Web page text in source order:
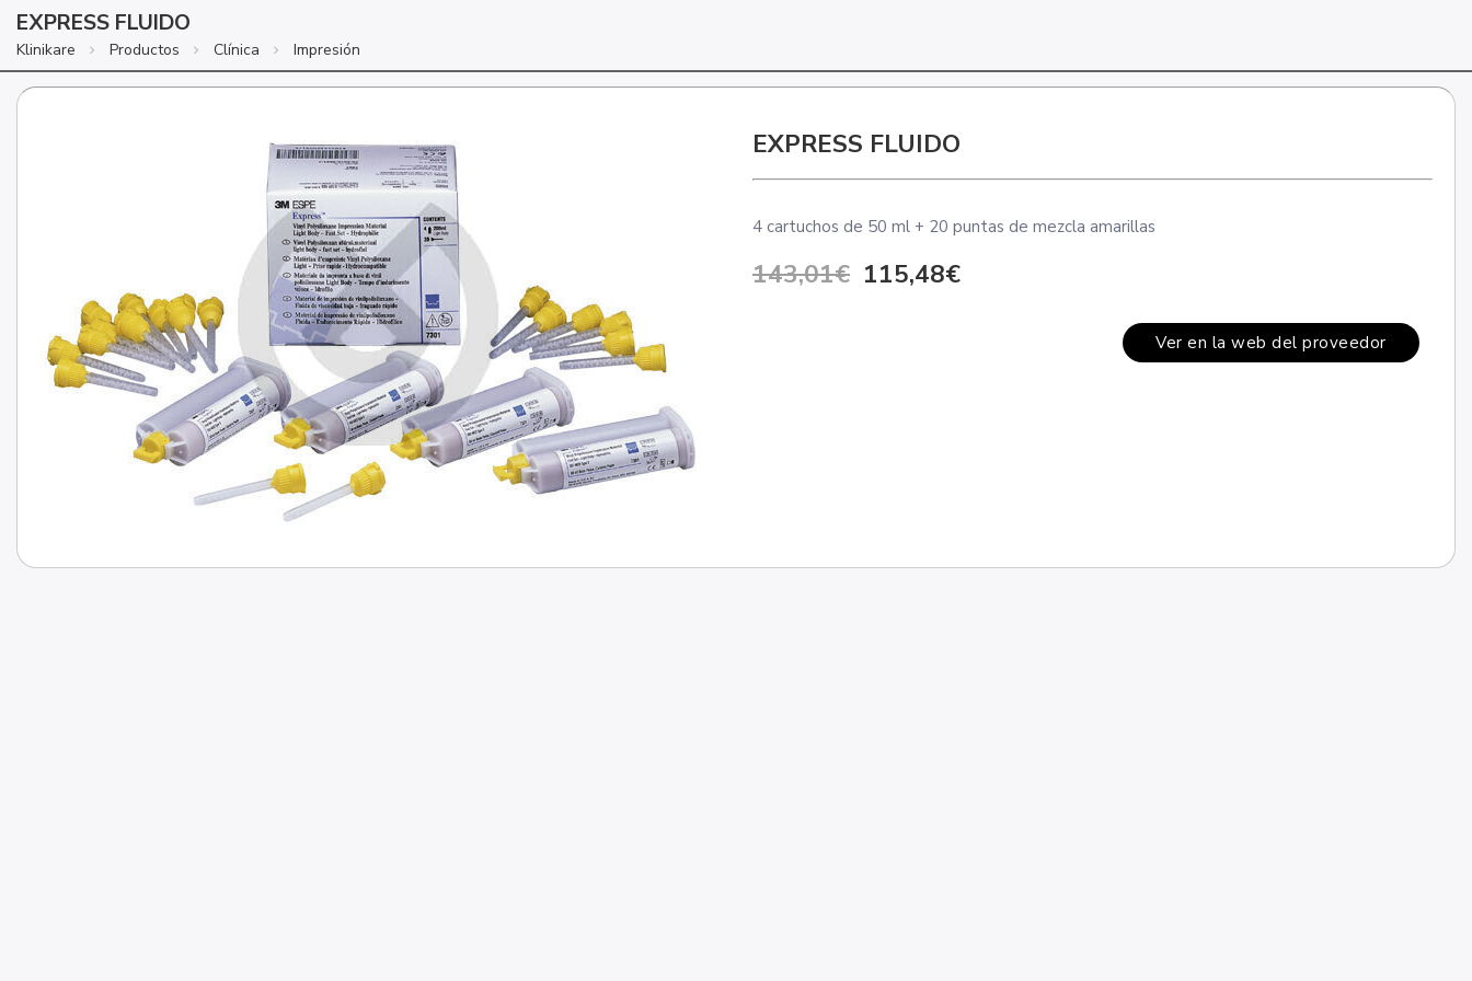
EXPRESS FLUIDO
Klinikare Productos Clínica Impresión
EXPRESS FLUIDO
4 cartuchos de 50 ml + 20 puntas de mezcla amarillas
143,01€ 115,48€
Ver en la web del proveedor